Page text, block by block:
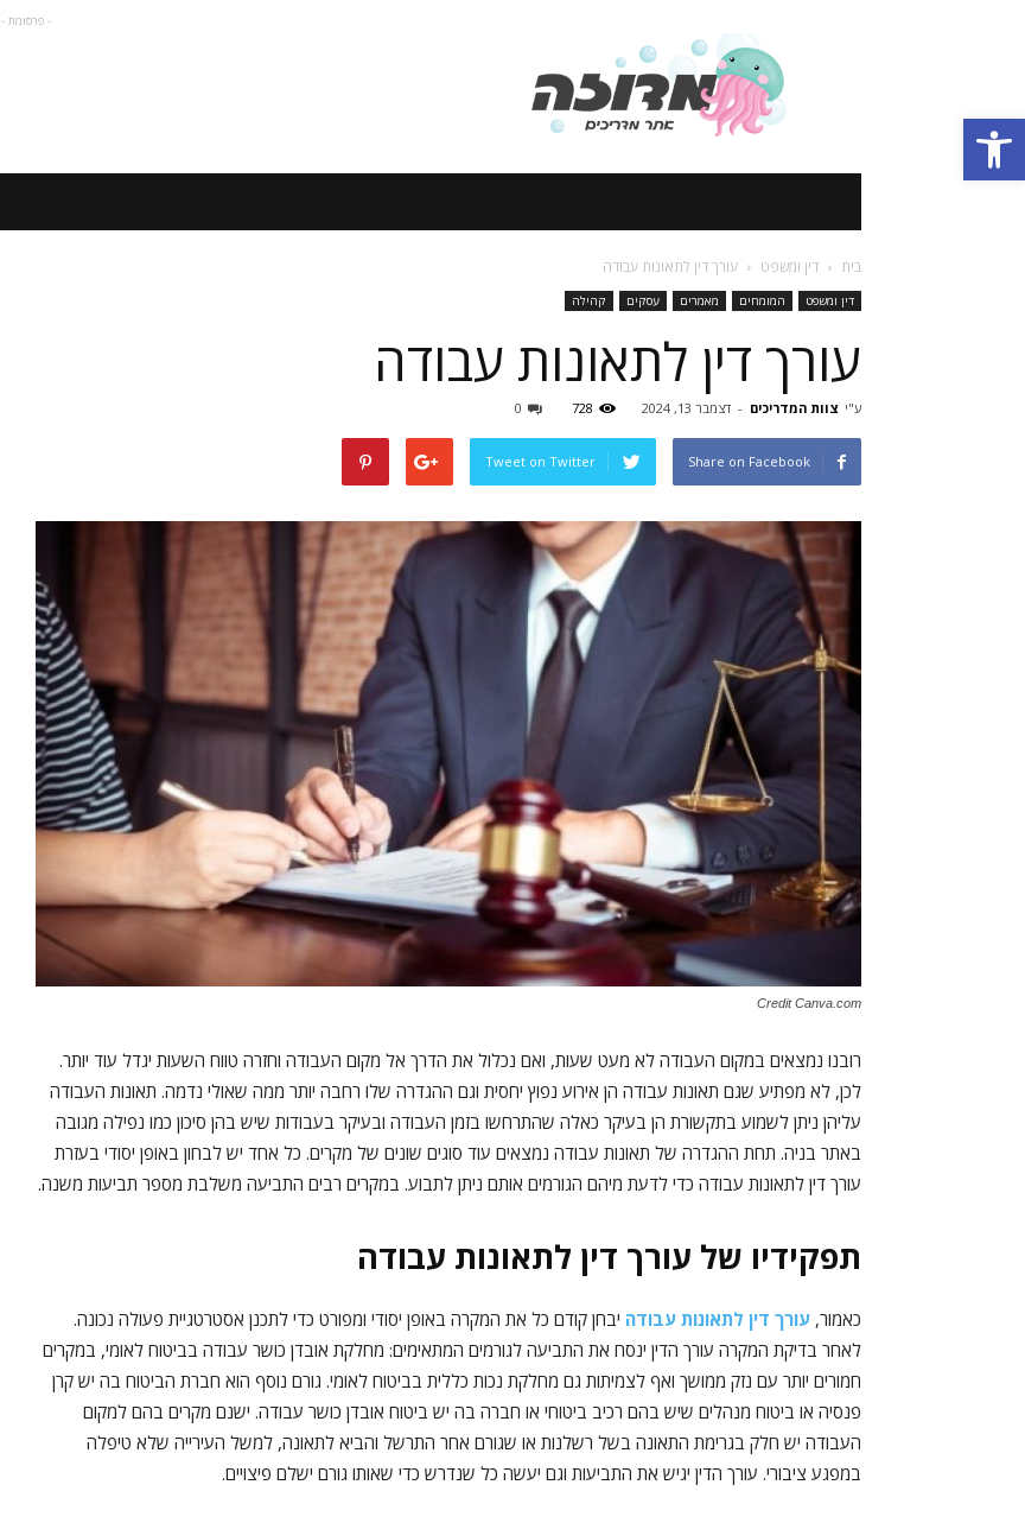
Open toolbar
מדריכים
- פרסומת -
בית דין ומשפט עורך דין לתאונות עבודה
דין ומשפט המומחים מאמרים עסקים קהילה
עורך דין לתאונות עבודה
ע"י צוות המדריכים - דצמבר 13, 2024 728
0
Share on Facebook
Tweet on Twitter
Credit Canva.com
רובנו נמצאים במקום העבודה לא מעט שעות, ואם נכלול את הדרך אל מקום העבודה וחזרה טווח השעות יגדל עוד יותר.
לכן, לא מפתיע שגם תאונות עבודה הן אירוע נפוץ יחסית וגם ההגדרה שלו רחבה יותר ממה שאולי נדמה. תאונות העבודה
עליהן ניתן לשמוע בתקשורת הן בעיקר כאלה שהתרחשו בזמן העבודה ובעיקר בעבודות שיש בהן סיכון כמו נפילה מגובה
באתר בניה. תחת ההגדרה של תאונות עבודה נמצאים עוד סוגים שונים של מקרים. כל אחד יש לבחון באופן יסודי בעזרת
עורך דין לתאונות עבודה כדי לדעת מיהם הגורמים אותם ניתן לתבוע. במקרים רבים התביעה משלבת מספר תביעות משנה.
תפקידיו של עורך דין לתאונות עבודה
כאמור, עורך דין לתאונות עבודה יבחן קודם כל את המקרה באופן יסודי ומפורט כדי לתכנן אסטרטגיית פעולה נכונה.
לאחר בדיקת המקרה עורך הדין ינסח את התביעה לגורמים המתאימים: מחלקת אובדן כושר עבודה בביטוח לאומי, במקרים
חמורים יותר עם נזק ממושך ואף לצמיתות גם מחלקת נכות כללית בביטוח לאומי. גורם נוסף הוא חברת הביטוח בה יש קרן
פנסיה או ביטוח מנהלים שיש בהם רכיב ביטוחי או חברה בה יש ביטוח אובדן כושר עבודה. ישנם מקרים בהם למקום
העבודה יש חלק בגרימת התאונה בשל רשלנות או שגורם אחר התרשל והביא לתאונה, למשל העירייה שלא טיפלה
במפגע ציבורי. עורך הדין יגיש את התביעות וגם יעשה כל שנדרש כדי שאותו גורם ישלם פיצויים.